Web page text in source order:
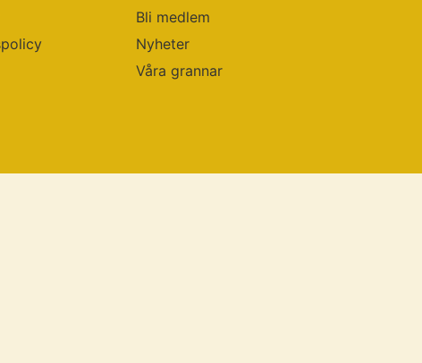
Bli medlem
Nyheter
Våra grannar